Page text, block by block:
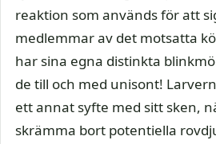
reaktion som används för att
medlemmar av det motsatta
har sina egna distinkta
de till och med unisont!
ett annat syfte med sitt sken,
skrämma bort potentiella